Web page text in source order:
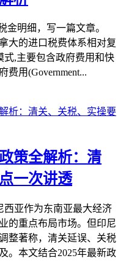
金明细，写一篇文章。
大的进口税费体系相对复
式,主要包含政府费用和快
费用(Government...
策全解析：清
一次讲透
西亚作为东南亚最大经济
的重点布局市场。但印尼
整著称，清关延误、关税
。本文结合2025年最新政